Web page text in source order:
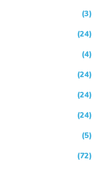
(3)
(24)
(4)
(24)
(24)
(24)
(5)
(72)